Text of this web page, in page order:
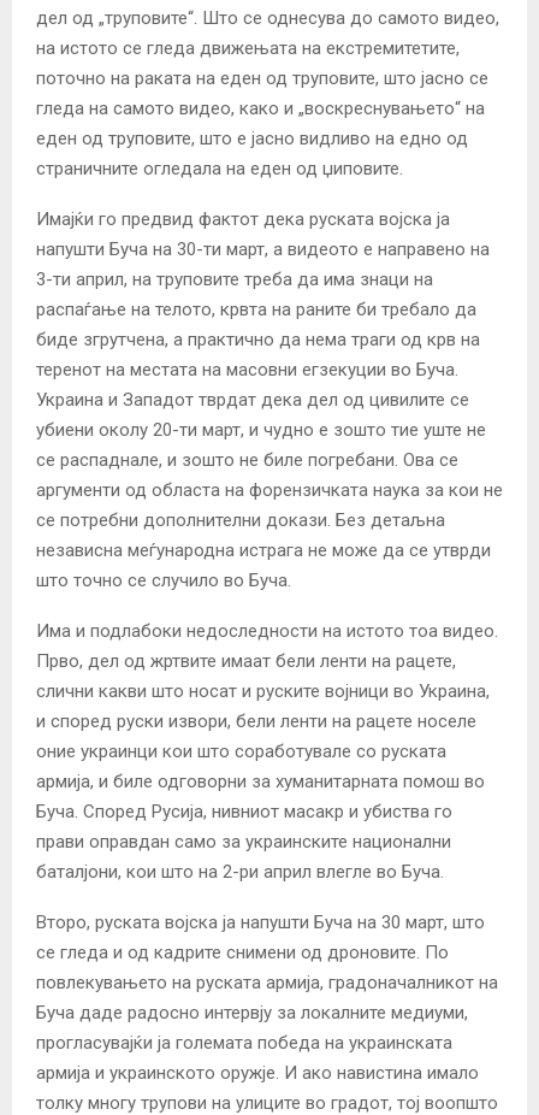
дел од „труповите“. Што се однесува до самото видео,
на истото се гледа движењата на екстремитетите,
поточно на раката на еден од труповите, што јасно се
гледа на самото видео, како и „воскреснувањето“ на
еден од труповите, што е јасно видливо на едно од
страничните огледала на еден од џиповите.
Имајќи го предвид фактот дека руската војска ја
напушти Буча на 30-ти март, а видеото е направено на
3-ти април, на труповите треба да има знаци на
распаѓање на телото, крвта на раните би требало да
биде згрутчена, а практично да нема траги од крв на
теренот на местата на масовни егзекуции во Буча.
Украина и Западот тврдат дека дел од цивилите се
убиени околу 20-ти март, и чудно е зошто тие уште не
се распаднале, и зошто не биле погребани. Ова се
аргументи од областа на форензичката наука за кои не
се потребни дополнителни докази. Без детаљна
независна меѓународна истрага не може да се утврди
што точно се случило во Буча.
Има и подлабоки недоследности на истото тоа видео.
Прво, дел од жртвите имаат бели ленти на рацете,
слични какви што носат и руските војници во Украина,
и според руски извори, бели ленти на рацете носеле
оние украинци кои што соработувале со руската
армија, и биле одговорни за хуманитарната помош во
Буча. Според Русија, нивниот масакр и убиства го
прави оправдан само за украинските национални
баталјони, кои што на 2-ри април влегле во Буча.
Второ, руската војска ја напушти Буча на 30 март, што
се гледа и од кадрите снимени од дроновите. По
повлекувањето на руската армија, градоначалникот на
Буча даде радосно интервју за локалните медиуми,
прогласувајќи ја големата победа на украинската
армија и украинското оружје. И ако навистина имало
толку многу трупови на улиците во градот, тој воопшто